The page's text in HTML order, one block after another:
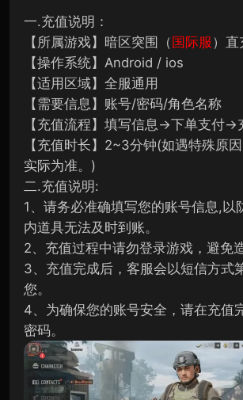
一.充值说明：
【所属游戏】暗区突围（ 国际服 ）直
【操作系统】Android / ios
【适用区域】全服通用
【需要信息】账号/密码/角色名称
【充值流程】填写信息→下单支付→
【充值时长】2~3分钟(如遇特殊原
实际为准。)
二.充值说明:
1、请务必准确填写您的账号信息,以
内道具无法及时到账。
2、充值过程中请勿登录游戏，避免
3、充值完成后，客服会以短信方式
您。
4、为确保您的账号安全，请在充值
密码。